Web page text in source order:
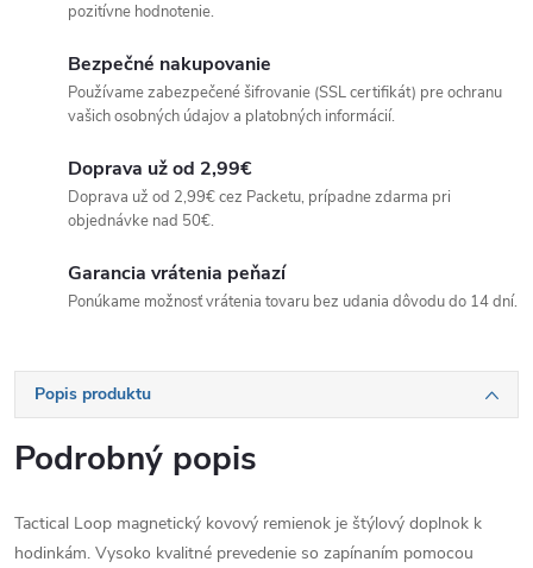
pozitívne hodnotenie.
Bezpečné nakupovanie
Používame zabezpečené šifrovanie (SSL certifikát) pre ochranu
vašich osobných údajov a platobných informácií.
Doprava už od 2,99€
Doprava už od 2,99€ cez Packetu, prípadne zdarma pri
objednávke nad 50€.
Garancia vrátenia peňazí
Ponúkame možnosť vrátenia tovaru bez udania dôvodu do 14 dní.
Popis produktu
Podrobný popis
Tactical Loop magnetický kovový remienok je štýlový doplnok k
hodinkám. Vysoko kvalitné prevedenie so zapínaním pomocou